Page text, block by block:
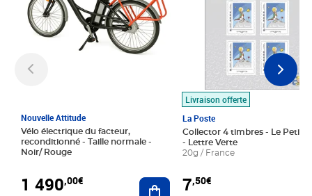
Nouvelle Attitude
Vélo électrique du facteur,
reconditionné - Taille normale -
Noir/ Rouge
1 490,00€ Ajouter au panier
Livraison offerte
La Poste
Collector 4 timbres - Le Petit
- Lettre Verte
20g / France
7,50€